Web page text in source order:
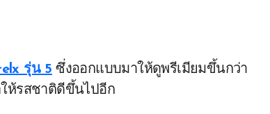
รุ่น 5 ซึ่งออกแบบมาให้ดูพรีเมียมขึ้นกว่า
ห้รสชาติดีขึ้นไปอีก